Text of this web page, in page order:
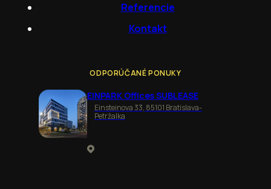
Referencie
Kontakt
ODPORÚČANÉ PONUKY
EINPARK Offices SUBLEASE
Einsteinova 33, 85101 Bratislava-
Petržalka